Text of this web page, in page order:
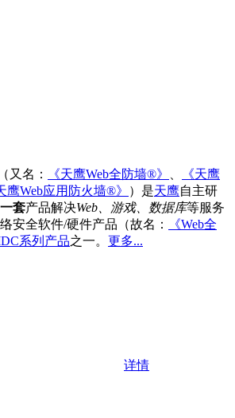
（又名： 《天鹰Web全防墙®》
《天鹰
鹰Web应用防火墙®》 ）是天鹰自主研
套产品解决Web、游戏、数据库等服务
安全软件/硬件产品（故名：
《Web全
系列产品之一。 更多...
详情